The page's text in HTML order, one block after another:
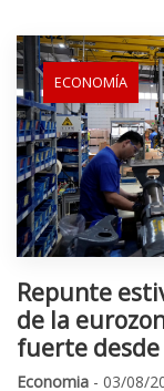
ECONOMÍA
Repunte
de la
fuerte desde
Economia - 03/08/